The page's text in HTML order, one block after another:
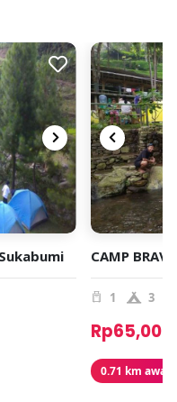
CAMP
1 3
Rp65,000
0.71 km away